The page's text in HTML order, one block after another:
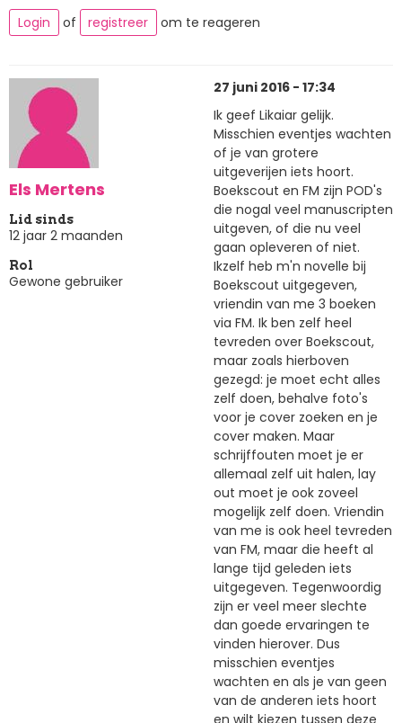
Login
of registreer om te reageren
Els Mertens
Lid sinds
12 jaar 2 maanden
Rol
Gewone gebruiker
27 juni 2016 - 17:34
Ik geef Likaiar gelijk.
Misschien eventjes wachten
of je van grotere
uitgeverijen iets hoort.
Boekscout en FM zijn POD's
die nogal veel manuscripten
uitgeven, of die nu veel
gaan opleveren of niet.
Ikzelf heb m'n novelle bij
Boekscout uitgegeven,
vriendin van me 3 boeken
via FM. Ik ben zelf heel
tevreden over Boekscout,
maar zoals hierboven
gezegd: je moet echt alles
zelf doen, behalve foto's
voor je cover zoeken en je
cover maken. Maar
schrijffouten moet je er
allemaal zelf uit halen, lay
out moet je ook zoveel
mogelijk zelf doen. Vriendin
van me is ook heel tevreden
van FM, maar die heeft al
lange tijd geleden iets
uitgegeven. Tegenwoordig
zijn er veel meer slechte
dan goede ervaringen te
vinden hierover. Dus
misschien eventjes
wachten en als je van geen
van de anderen iets hoort